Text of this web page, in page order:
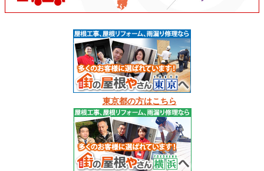
東京都の方はこちら